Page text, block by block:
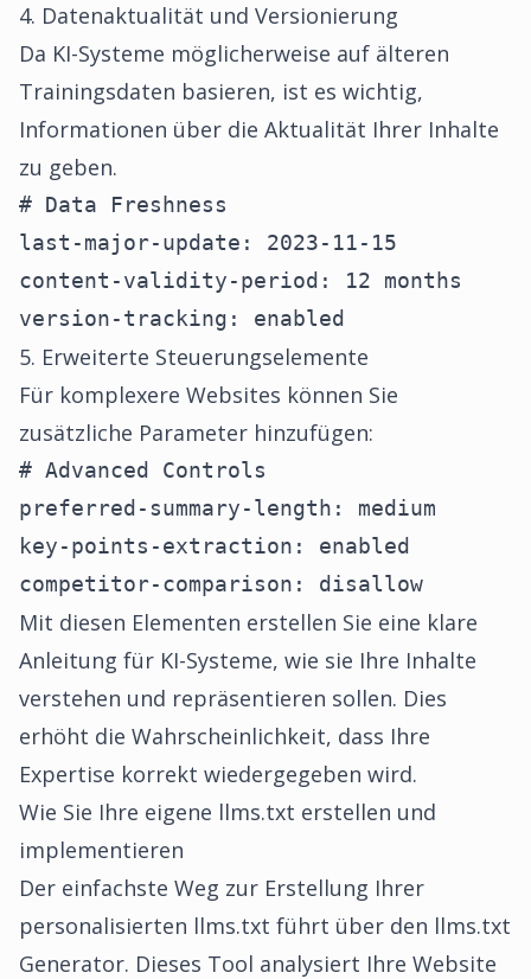
4. Datenaktualität und Versionierung
Da KI-Systeme möglicherweise auf älteren
Trainingsdaten basieren, ist es wichtig,
Informationen über die Aktualität Ihrer Inhalte
zu geben.
# Data Freshness
last-major-update: 2023-11-15
content-validity-period: 12 months
version-tracking: enabled
5. Erweiterte Steuerungselemente
Für komplexere Websites können Sie
zusätzliche Parameter hinzufügen:
# Advanced Controls
preferred-summary-length: medium
key-points-extraction: enabled
competitor-comparison: disallow
Mit diesen Elementen erstellen Sie eine klare
Anleitung für KI-Systeme, wie sie Ihre Inhalte
verstehen und repräsentieren sollen. Dies
erhöht die Wahrscheinlichkeit, dass Ihre
Expertise korrekt wiedergegeben wird.
Wie Sie Ihre eigene llms.txt erstellen und
implementieren
Der einfachste Weg zur Erstellung Ihrer
personalisierten llms.txt führt über den llms.txt
Generator. Dieses Tool analysiert Ihre Website